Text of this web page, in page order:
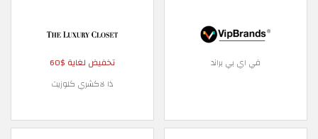
في اي بي براند تخفيض لغاية $60
ذا لاكشري كلوزيت